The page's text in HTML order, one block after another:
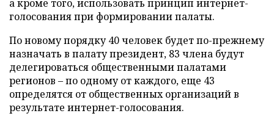
а кроме того, использовать принцип интернет-
голосования при формировании палаты.
По новому порядку 40 человек будет по-прежнему
назначать в палату президент, 83 члена будут
делегироваться общественными палатами
регионов – по одному от каждого, еще 43
определятся от общественных организаций в
результате интернет-голосования.